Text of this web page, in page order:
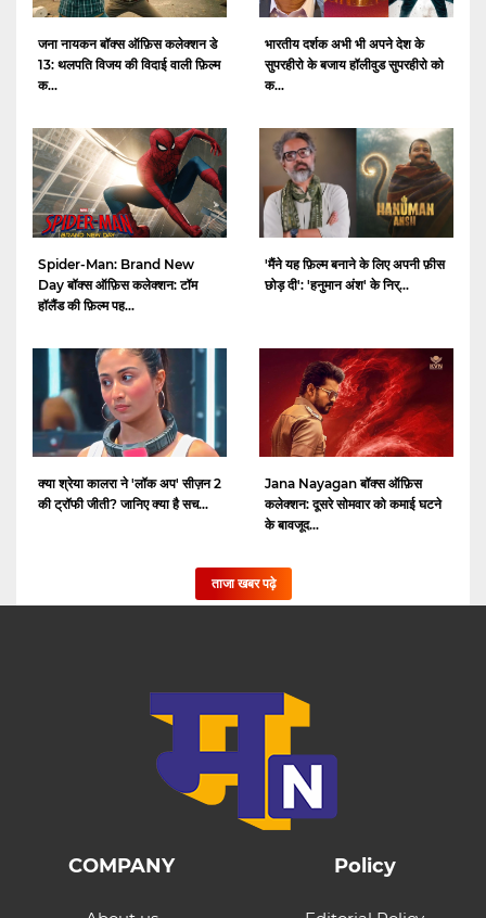
जना नायकन बॉक्स ऑफ़िस कलेक्शन डे
13: थलपति विजय की विदाई वाली फ़िल्म
क...
भारतीय दर्शक अभी भी अपने देश के
सुपरहीरो के बजाय हॉलीवुड सुपरहीरो को
क...
Spider-Man: Brand New
Day बॉक्स ऑफ़िस कलेक्शन: टॉम
हॉलैंड की फ़िल्म पह...
'मैंने यह फ़िल्म बनाने के लिए अपनी फ़ीस
छोड़ दी': 'हनुमान अंश' के निर्...
क्या श्रेया कालरा ने 'लॉक अप' सीज़न 2
की ट्रॉफी जीती? जानिए क्या है सच...
Jana Nayagan बॉक्स ऑफ़िस
कलेक्शन: दूसरे सोमवार को कमाई घटने
के बावजूद...
ताजा खबर पढ़े
COMPANY Policy